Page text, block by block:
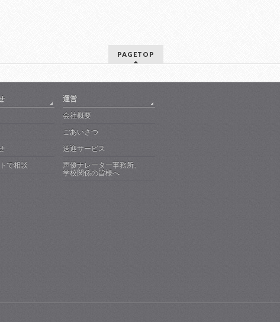
PAGETOP
で相談
運営
会社概要
ごあいさつ
送迎サービス
声優ナレーター事務所、
学校関係の皆様へ